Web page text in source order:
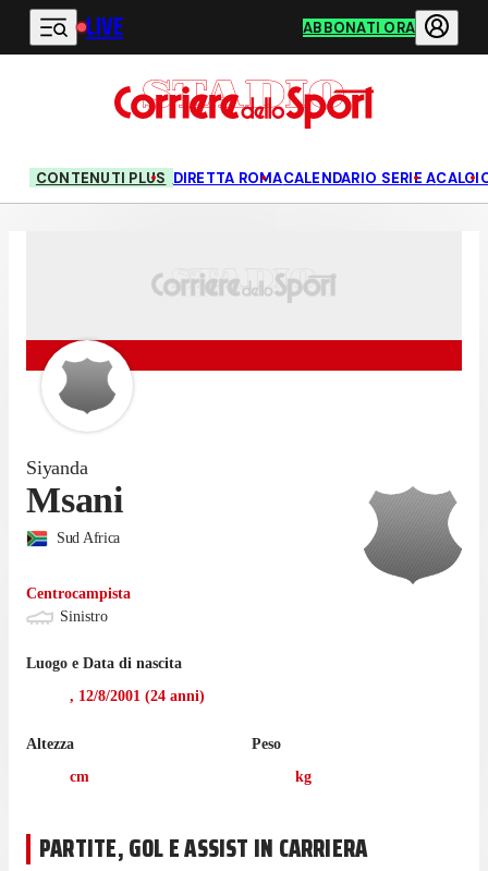
Vai al contenuto principale
LIVE ABBONATI ORA
CONTENUTI PLUS DIRETTA ROMACALENDARIO SERIE A
Siyanda
Msani
Sud Africa
Centrocampista
Sinistro
Luogo e Data di nascita
, 12/8/2001 (24 anni)
Altezza
cm
Peso
kg
PARTITE, GOL E ASSIST IN CARRIERA